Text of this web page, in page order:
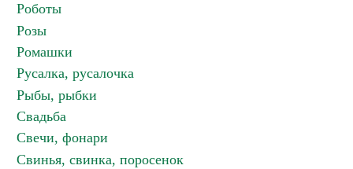
Роботы
Розы
Ромашки
Русалка, русалочка
Рыбы, рыбки
Свадьба
Свечи, фонари
Свинья, свинка, поросенок